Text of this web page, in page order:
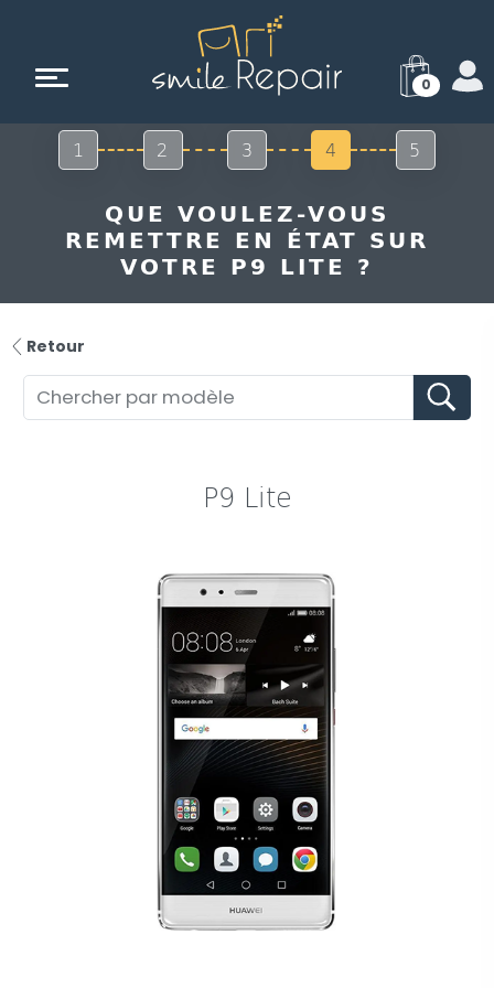
0
1 2 3 4 5
QUE VOULEZ-VOUS
REMETTRE EN ÉTAT SUR
VOTRE P9 LITE ?
Retour
P9 Lite